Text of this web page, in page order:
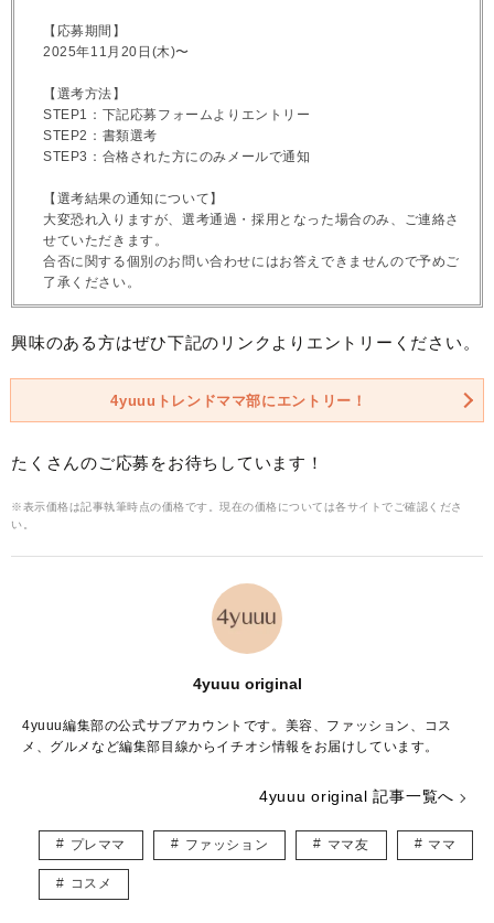
【応募期間】
2025年11月20日(木)〜
【選考方法】
STEP1：下記応募フォームよりエントリー
STEP2：書類選考
STEP3：合格された方にのみメールで通知
【選考結果の通知について】
大変恐れ入りますが、選考通過・採用となった場合のみ、ご連絡さ
せていただきます。
合否に関する個別のお問い合わせにはお答えできませんので予めご
了承ください。
興味のある方はぜひ下記のリンクよりエントリーください。
4yuuuトレンドママ部にエントリー！
たくさんのご応募をお待ちしています！
※表示価格は記事執筆時点の価格です。現在の価格については各サイトでご確認くださ
い。
4yuuu original
4yuuu編集部の公式サブアカウントです。美容、ファッション、コス
メ、グルメなど編集部目線からイチオシ情報をお届けしています。
4yuuu original 記事一覧へ
プレママ ファッション ママ友 ママ
コスメ